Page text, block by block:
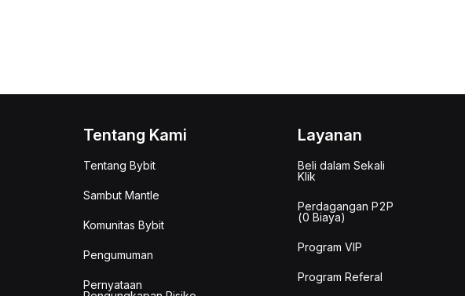
Tentang Kami
Tentang Bybit
Sambut Mantle
Komunitas Bybit
Pengumuman
Pernyataan
Layanan
Beli dalam Sekali
Klik
Perdagangan P2P
(0 Biaya)
Program VIP
Program Referal